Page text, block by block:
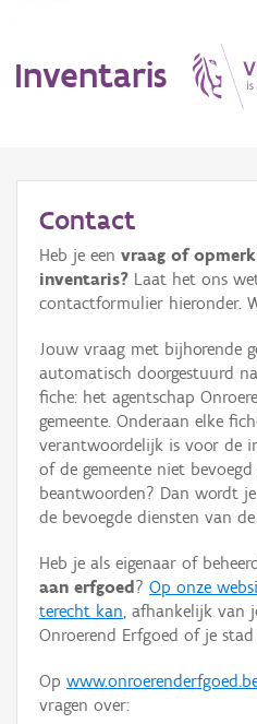
Inventaris
Erfgoedobject
Aanduidingsobject
Waarneming
Thema
Gebeurtenis
Persoon of collectief
Hergebruik
Aanmelden
Contact
Heb je een vraag of
inventaris? Laat het ons
contactformulier hieronder.
Jouw vraag met bijhorende
automatisch doorgestuurd
fiche: het agentschap
gemeente. Onderaan elke
verantwoordelijk is voor de
of de gemeente niet
beantwoorden? Dan wordt
de bevoegde diensten van
Heb je als eigenaar of
aan erfgoed ? Op onze
terecht kan, afhankelijk van
Onroerend Erfgoed of je stad
Op
vragen over: